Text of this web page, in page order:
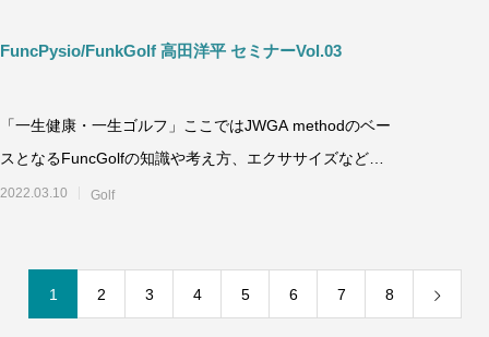
FuncPysio/FunkGolf 高田洋平 セミナーVol.03
「一生健康・一生ゴルフ」ここではJWGA methodのベー
スとなるFuncGolfの知識や考え方、エクササイズなどを
紹介していま
2022.03.10 Golf
1 2 3 4 5 6 7 8